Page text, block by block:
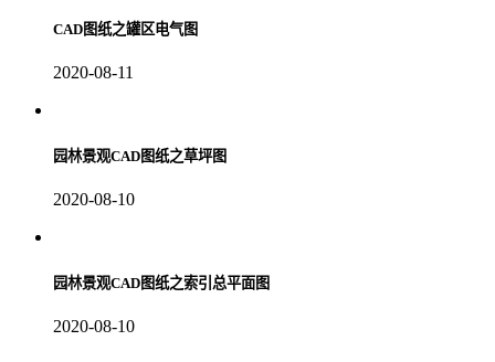
CAD图纸之罐区电气图
2020-08-11
园林景观CAD图纸之草坪图
2020-08-10
园林景观CAD图纸之索引总平面图
2020-08-10